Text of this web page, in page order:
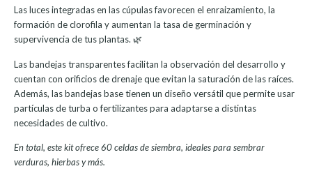
Las luces integradas en las cúpulas favorecen el enraizamiento, la
formación de clorofila y aumentan la tasa de germinación y
supervivencia de tus plantas. 🌿
Las bandejas transparentes facilitan la observación del desarrollo y
cuentan con orificios de drenaje que evitan la saturación de las raíces.
Además, las bandejas base tienen un diseño versátil que permite usar
partículas de turba o fertilizantes para adaptarse a distintas
necesidades de cultivo.
En total, este kit ofrece 60 celdas de siembra, ideales para sembrar
verduras, hierbas y más.